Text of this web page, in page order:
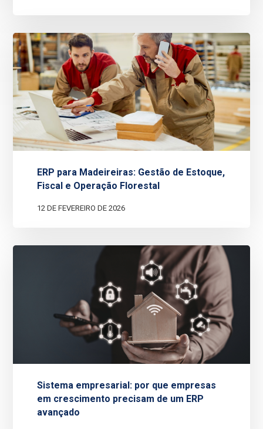
ERP para Madeireiras: Gestão de Estoque,
Fiscal e Operação Florestal
12 DE FEVEREIRO DE 2026
Sistema empresarial: por que empresas
em crescimento precisam de um ERP
avançado